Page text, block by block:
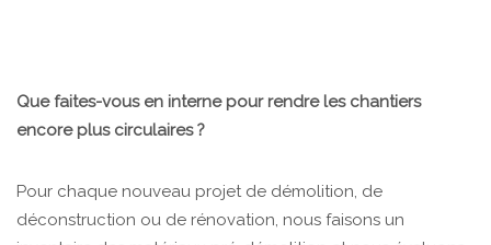
Que faites-vous en interne pour rendre les chantiers
encore plus circulaires ?
Pour chaque nouveau projet de démolition, de
déconstruction ou de rénovation, nous faisons un